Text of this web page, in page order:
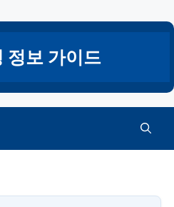
정보 가이드